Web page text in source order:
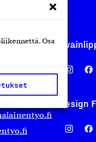
Osa
Design